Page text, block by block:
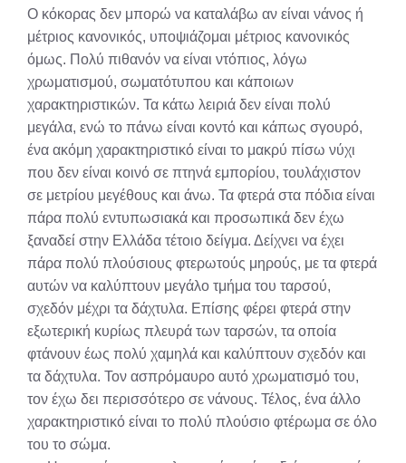
Ο κόκορας δεν μπορώ να καταλάβω αν είναι νάνος ή
μέτριος κανονικός, υποψιάζομαι μέτριος κανονικός
όμως. Πολύ πιθανόν να είναι ντόπιος, λόγω
χρωματισμού, σωματότυπου και κάποιων
χαρακτηριστικών. Τα κάτω λειριά δεν είναι πολύ
μεγάλα, ενώ το πάνω είναι κοντό και κάπως σγουρό,
ένα ακόμη χαρακτηριστικό είναι το μακρύ πίσω νύχι
που δεν είναι κοινό σε πτηνά εμπορίου, τουλάχιστον
σε μετρίου μεγέθους και άνω. Τα φτερά στα πόδια είναι
πάρα πολύ εντυπωσιακά και προσωπικά δεν έχω
ξαναδεί στην Ελλάδα τέτοιο δείγμα. Δείχνει να έχει
πάρα πολύ πλούσιους φτερωτούς μηρούς, με τα φτερά
αυτών να καλύπτουν μεγάλο τμήμα του ταρσού,
σχεδόν μέχρι τα δάχτυλα. Επίσης φέρει φτερά στην
εξωτερική κυρίως πλευρά των ταρσών, τα οποία
φτάνουν έως πολύ χαμηλά και καλύπτουν σχεδόν και
τα δάχτυλα. Τον ασπρόμαυρο αυτό χρωματισμό του,
τον έχω δει περισσότερο σε νάνους. Τέλος, ένα άλλο
χαρακτηριστικό είναι το πολύ πλούσιο φτέρωμα σε όλο
του το σώμα.